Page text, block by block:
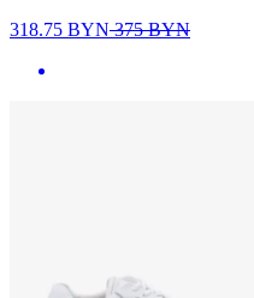
318.75 BYN375BYN